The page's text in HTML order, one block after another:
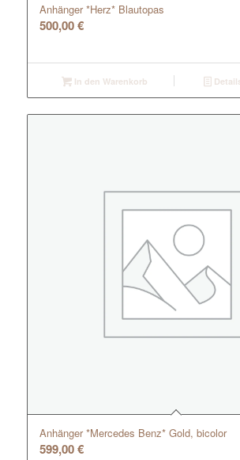
Anhänger *Herz* Blautopas
500,00€
In den Warenkorb
Anhänger *Mercedes Benz* Gold, bicolor
599,00€